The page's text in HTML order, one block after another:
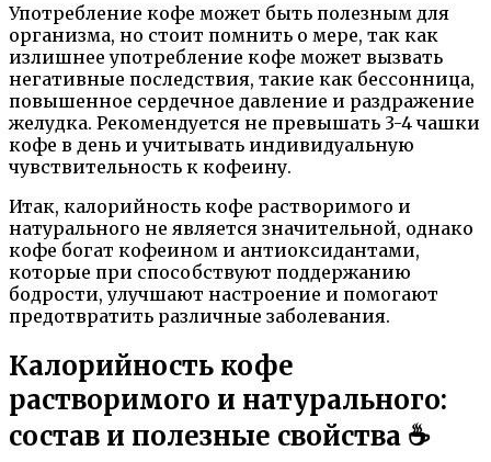
Употребление кофе может быть полезным для
организма, но стоит помнить о мере, так как
излишнее употребление кофе может вызвать
негативные последствия, такие как бессонница,
повышенное сердечное давление и раздражение
желудка. Рекомендуется не превышать 3-4 чашки
кофе в день и учитывать индивидуальную
чувствительность к кофеину.
Итак, калорийность кофе растворимого и
натурального не является значительной, однако
кофе богат кофеином и антиоксидантами,
которые при способствуют поддержанию
бодрости, улучшают настроение и помогают
предотвратить различные заболевания.
Калорийность кофе
растворимого и натурального:
состав и полезные свойства ☕